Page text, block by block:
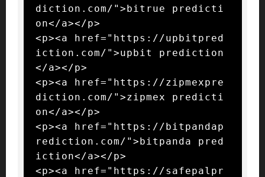
diction.com/">bitrue predicti
on</a></p>
<p><a href="https://upbitpred
iction.com/">upbit prediction
</a></p>
<p><a href="https://zipmexpre
diction.com/">zipmex predicti
on</a></p>
<p><a href="https://bitpandap
rediction.com/">bitpanda pred
iction</a></p>
<p><a href="https://safepalpr